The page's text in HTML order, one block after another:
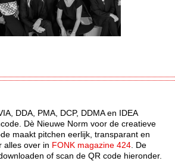
DDA, PMA, DCP, DDMA en IDEA
Dè Nieuwe Norm voor de creatieve
maakt pitchen eerlijk, transparant en
alles over in FONK magazine 424 . De
of scan de QR code hieronder.